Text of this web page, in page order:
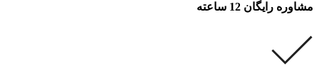
مشاوره رایگان 12 ساعته